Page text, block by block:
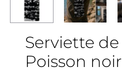
Serviette
Poisson